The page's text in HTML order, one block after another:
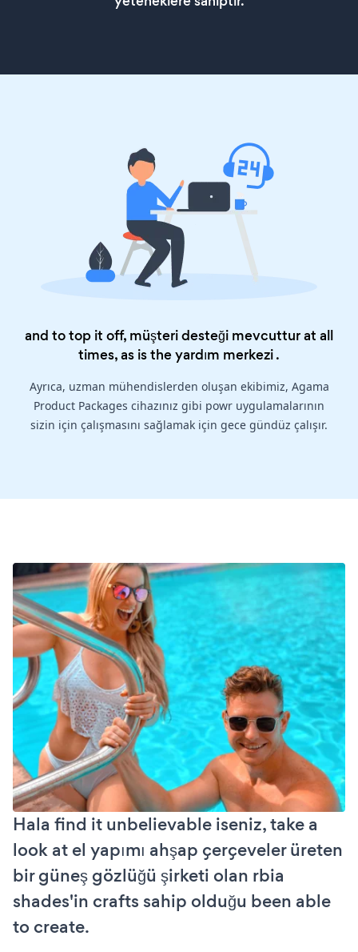
and to top it off, müşteri desteği mevcuttur at all
times, as is theyardım merkezi.
Ayrıca, uzman mühendislerden oluşan ekibimiz, Agama
Product Packages cihazınız gibi powr uygulamalarının
sizin için çalışmasını sağlamak için gece gündüz çalışır.
Hala find it unbelievable iseniz, take a
look at el yapımı ahşap çerçeveler üreten
bir güneş gözlüğü şirketi olan rbia
shades'in crafts sahip olduğu been able
to create.